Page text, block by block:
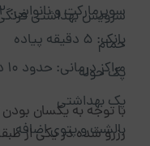
سرویس بهداشتی
حمام
پک حوله
پک بهداشتی
بالشت و پتوی اضافه
سوپرمارکت و نانوایی: ۲ دقیقه
بانک: ۵ دقیقه پیاده
مراکز درمانی: حدود ۱۰ دقیقه با خودرو
با توجه به یکسان